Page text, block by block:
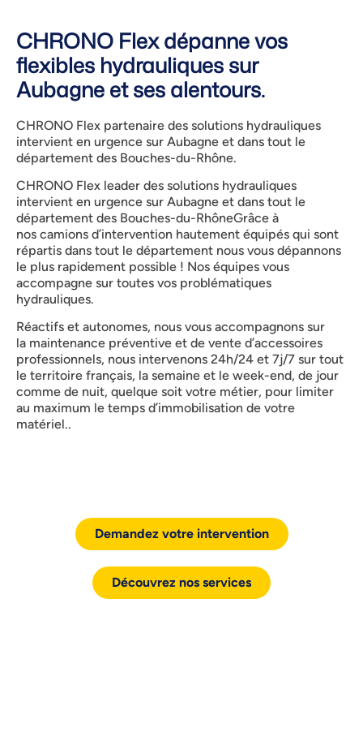
CHRONO Flex dépanne vos
flexibles hydrauliques sur
Aubagne et ses alentours.
CHRONO Flex partenaire des solutions hydrauliques
intervient en urgence sur Aubagne et dans tout le
département des Bouches-du-Rhône.
CHRONO Flex leader des solutions hydrauliques
intervient en urgence sur Aubagne et dans tout le
département des Bouches-du-RhôneGrâce à
nos camions d’intervention hautement équipés qui sont
répartis dans tout le département nous vous dépannons
le plus rapidement possible ! Nos équipes vous
accompagne sur toutes vos problématiques
hydrauliques.
Réactifs et autonomes, nous vous accompagnons sur
la maintenance préventive et de vente d’accessoires
professionnels, nous intervenons 24h/24 et 7j/7 sur tout
le territoire français, la semaine et le week-end, de jour
comme de nuit, quelque soit votre métier, pour limiter
au maximum le temps d’immobilisation de votre
matériel..
Demandez votre intervention
Découvrez nos services